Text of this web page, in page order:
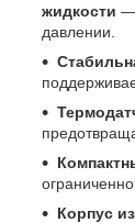
жидкости —
давлении.
Корпус